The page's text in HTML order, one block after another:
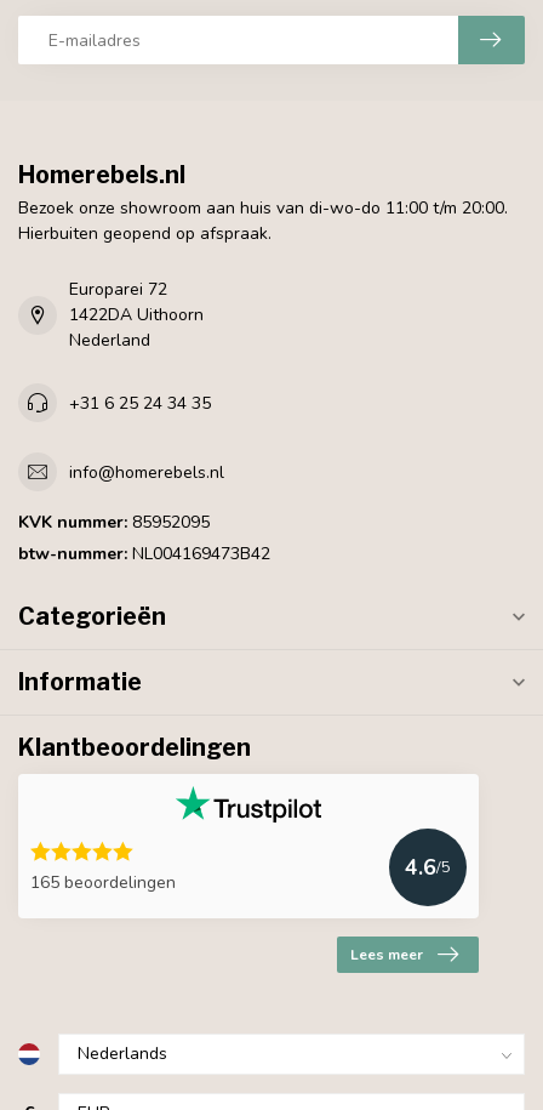
Homerebels.nl
Bezoek onze showroom aan huis van di-wo-do 11:00 t/m 20:00.
Hierbuiten geopend op afspraak.
Europarei 72
1422DA Uithoorn
Nederland
+31 6 25 24 34 35
info@homerebels.nl
KVK nummer: 85952095
btw-nummer: NL004169473B42
Categorieën
Informatie
Klantbeoordelingen
165 beoordelingen
4.6/5
Lees meer